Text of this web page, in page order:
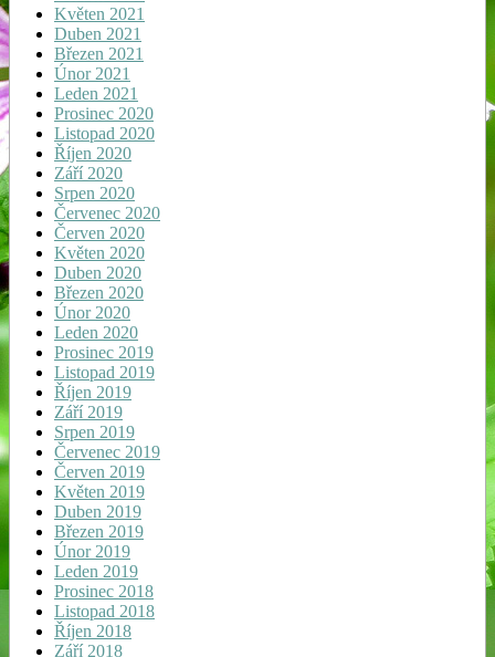
Květen 2021
Duben 2021
Březen 2021
Únor 2021
Leden 2021
Prosinec 2020
Listopad 2020
Říjen 2020
Září 2020
Srpen 2020
Červenec 2020
Červen 2020
Květen 2020
Duben 2020
Březen 2020
Únor 2020
Leden 2020
Prosinec 2019
Listopad 2019
Říjen 2019
Září 2019
Srpen 2019
Červenec 2019
Červen 2019
Květen 2019
Duben 2019
Březen 2019
Únor 2019
Leden 2019
Prosinec 2018
Listopad 2018
Říjen 2018
Září 2018